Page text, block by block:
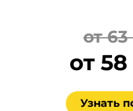
от
от
Узнать